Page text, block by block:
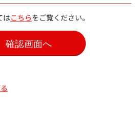
はこちらをご覧ください。